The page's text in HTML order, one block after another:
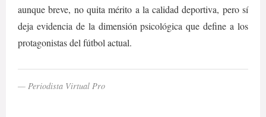
aunque breve, no quita mérito a la calidad deportiva, pero sí
deja evidencia de la dimensión psicológica que define a los
protagonistas del fútbol actual.
— Periodista Virtual Pro